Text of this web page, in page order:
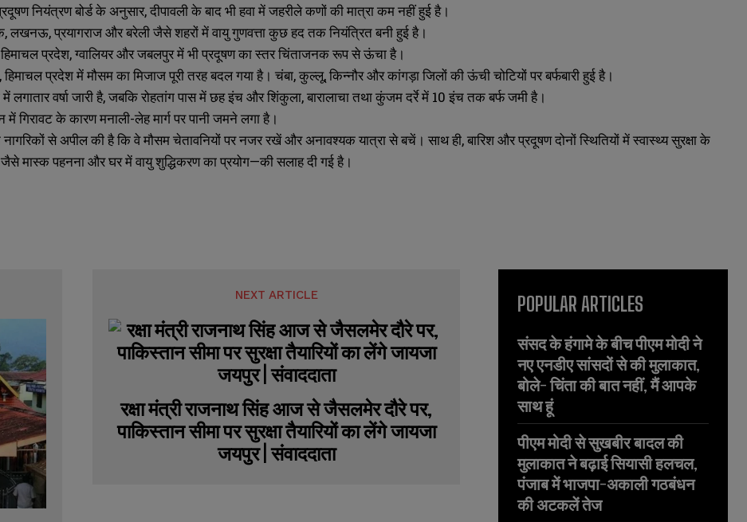
नियंत्रण बोर्ड के अनुसार, दीपावली के बाद भी हवा में जहरीले कणों की मात्रा कम नहीं हुई है।
लखनऊ, प्रयागराज और बरेली जैसे शहरों में वायु गुणवत्ता कुछ हद तक नियंत्रित बनी हुई है।
हिमाचल प्रदेश, ग्वालियर और जबलपुर में भी प्रदूषण का स्तर चिंताजनक रूप से ऊंचा है।
प्रदेश में मौसम का मिजाज पूरी तरह बदल गया है। चंबा, कुल्लू, किन्नौर और कांगड़ा जिलों की ऊंची चोटियों पर बर्फबारी हुई है।
में लगातार वर्षा जारी है, जबकि रोहतांग पास में छह इंच और शिंकुला, बारालाचा तथा कुंजम दर्रे में 10 इंच तक बर्फ जमी है।
में गिरावट के कारण मनाली-लेह मार्ग पर पानी जमने लगा है।
से अपील की है कि वे मौसम चेतावनियों पर नजर रखें और अनावश्यक यात्रा से बचें। साथ ही, बारिश और प्रदूषण दोनों स्थितियों में स्वास्थ्य सुरक्षा के
मास्क पहनना और घर में वायु शुद्धिकरण का प्रयोग—की सलाह दी गई है।
NEXT ARTICLE
रक्षा मंत्री राजनाथ सिंह आज से जैसलमेर दौरे पर,
पाकिस्तान सीमा पर सुरक्षा तैयारियों का लेंगे जायजा
जयपुर | संवाददाता
POPULAR ARTICLES
संसद के हंगामे के बीच पीएम मोदी ने
नए एनडीए सांसदों से की मुलाकात,
बोले- चिंता की बात नहीं, मैं आपके
साथ हूं
पीएम मोदी से सुखबीर बादल की
मुलाकात ने बढ़ाई सियासी हलचल,
पंजाब में भाजपा-अकाली गठबंधन
की अटकलें तेज